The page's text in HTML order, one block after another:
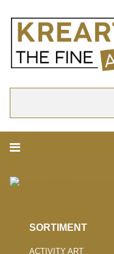
Cookie Hinweis
Um die Inhalte unserer
verwenden wir Cookies.
Verwendung von Cookies zu.
Datenschutzerklärung.
SORTIMENT
ACTIVITY ART